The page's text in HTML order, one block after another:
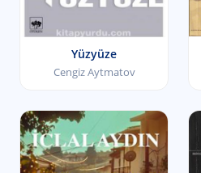
Yüzyüze
Cengiz Aytmatov